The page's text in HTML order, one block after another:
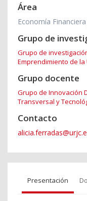
Área
Economía
Grupo de
Grupo de
Emprendimiento de la
Grupo docente
Grupo de Innovación
Transversal y
Contacto
Presentación